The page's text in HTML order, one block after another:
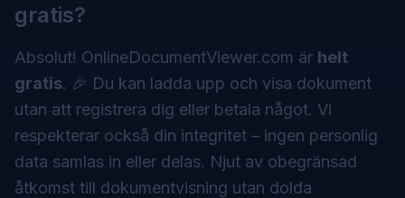
gratis?
Absolut! OnlineDocumentViewer.com är helt
gratis. 🎉 Du kan ladda upp och visa dokument
utan att registrera dig eller betala något. Vi
respekterar också din integritet – ingen personlig
data samlas in eller delas. Njut av obegränsad
åtkomst till dokumentvisning utan dolda